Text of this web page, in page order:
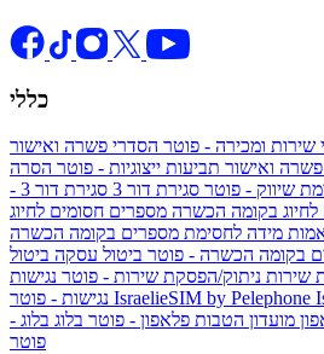
כללי
שירות ומכירה - פוטר הסדרי פשרה ואישור
ואישור תביעות ייצוגיות - פוטר הסרה
שיווק - פוטר סגירת דור 3
סגירת דור 3 -
בקומה הכשרה מספרים חסומים לחיוג
מידה לחסימת מספרים בקומה הכשרה
בקומה הכשרה - פוטר ביטול עסקה ביטול
שירות ניתוק/הפסקת שירות - פוטר נגישות
IsraelieSIM by Pelephone
מועדון הטבות פלאפון - פוטר בלוג בלוג -
פוטר